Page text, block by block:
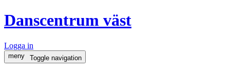
Danscentrum väst
Logga in
meny Toggle navigation